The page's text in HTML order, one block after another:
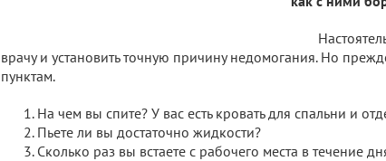
врачу и установить точную причину недомогания. Но
пунктам.
На чем вы спите? У вас есть кровать для спальни и
Пьете ли вы достаточно жидкости?
Сколько раз вы встаете с рабочего места в течение